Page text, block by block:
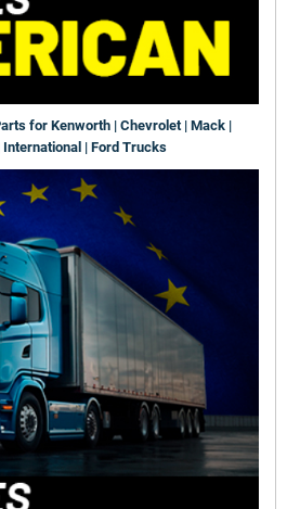
for Kenworth | Chevrolet | Mack |
| Ford Trucks